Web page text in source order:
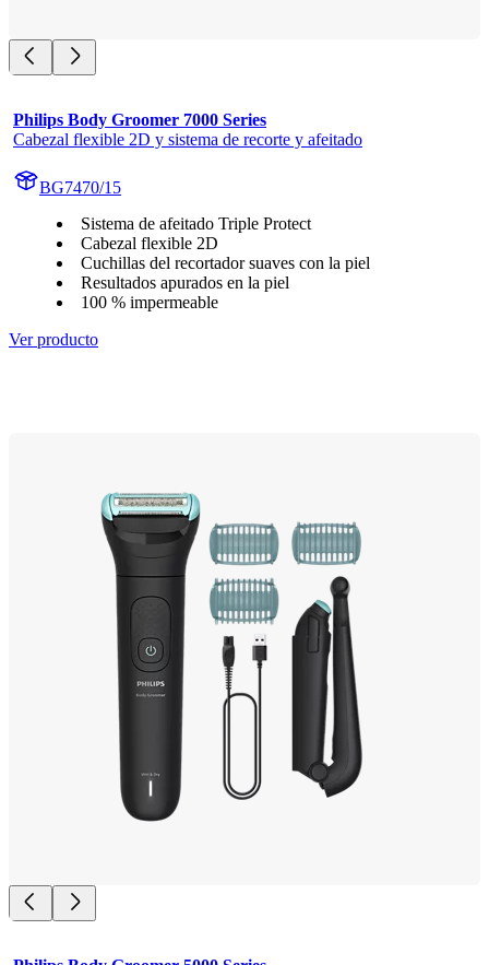
Philips Body Groomer 7000 Series
Cabezal flexible 2D y sistema de recorte y afeitado
BG7470/15
Sistema de afeitado Triple Protect
Cabezal flexible 2D
Cuchillas del recortador suaves con la piel
Resultados apurados en la piel
100 % impermeable
Ver producto